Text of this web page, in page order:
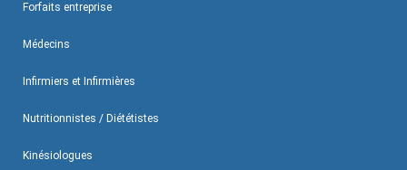
Forfaits entreprise
Médecins
Infirmiers et Infirmières
Nutritionnistes / Diététistes
Kinésiologues